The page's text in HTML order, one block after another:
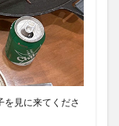
を見に来てくださ